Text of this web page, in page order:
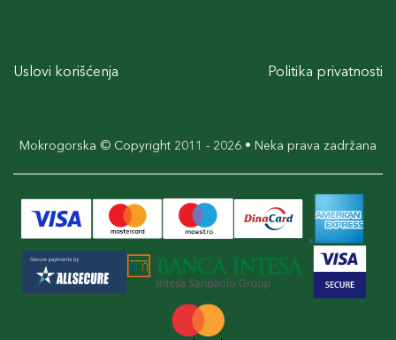
Uslovi korišćenja Politika privatnosti
Mokrogorska © Copyright 2011 - 2026 • Neka prava zadržana